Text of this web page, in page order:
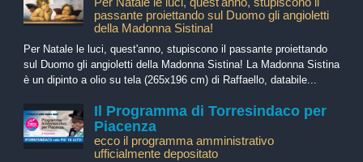
passante proiettando sul Duomo gli angioletti
della Madonna Sistina!
Per Natale le luci, quest'anno, stupiscono il passante proiettando
sul Duomo gli angioletti della Madonna Sistina! La Madonna Sistina
è un dipinto a olio su tela (265x196 cm) di Raffaello, databile...
Il Programma di Torresindaco per
Piacenza
ecco il programma amministrativo
ufficialmente depositato